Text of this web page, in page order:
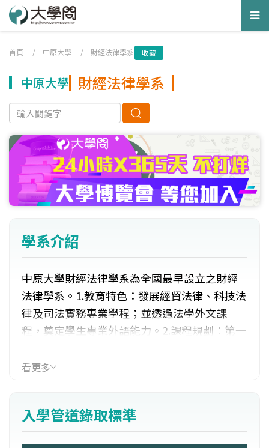
首頁 / 中原大學 / 財經法律學系 收藏
中原大學 財經法律學系
學系介紹
中原大學財經法律學系為全國最早設立之財經
法律學系。1.教育特色：發展經貿法律、科技法
律及司法實務專業學程；並透過法學外文課
程，奠定學生專業外語能力。2.課程規劃：第一
與第五學年重點於經貿法律、科技法律及司法
大銀行、保險、證券商等金融機構；或加入稅
務機關、律師或會計師事務所等。
看更多
入學管道錄取標準